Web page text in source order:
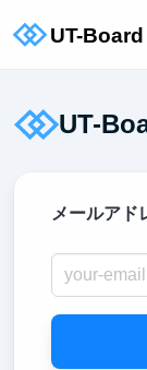
UT-
メールアド